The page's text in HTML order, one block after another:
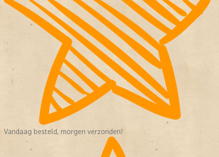
Vandaag besteld, morgen verzonden!